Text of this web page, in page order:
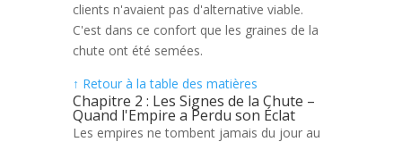
clients n'avaient pas d'alternative viable.
C'est dans ce confort que les graines de la
chute ont été semées.
↑ Retour à la table des matières
Chapitre 2 : Les Signes de la Chute –
Quand l'Empire a Perdu son Éclat
Les empires ne tombent jamais du jour au